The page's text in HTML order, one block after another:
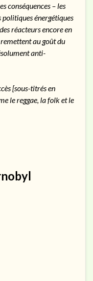
conséquences – les
énergétiques
réacteurs encore en
au goût du
anti-
[sous-titrés en
le reggae, la folk et le